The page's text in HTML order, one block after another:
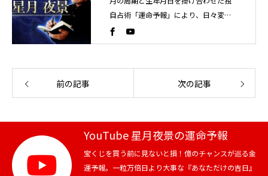
自占術「運命予報」により、日々変化
する運気の流れを読み解く占い師。こ
れまでに4万人以上を鑑定。
前の記事 次の記事
YouTube 星月夜景の運命予報
宝くじを買う前に見ないと損！億のチャンスが巡る金
運予報。一粒万倍日より大事な『あなただけの吉日』